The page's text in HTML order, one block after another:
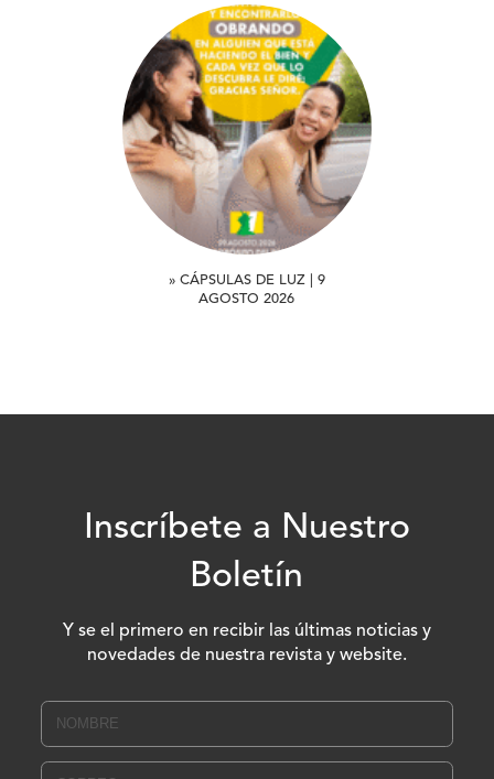
» CÁPSULAS DE LUZ | 9
AGOSTO 2026
Inscríbete a Nuestro
Boletín
Y se el primero en recibir las últimas noticias y
novedades de nuestra revista y website.